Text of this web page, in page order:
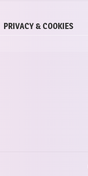
PRIVACY & COOKIES